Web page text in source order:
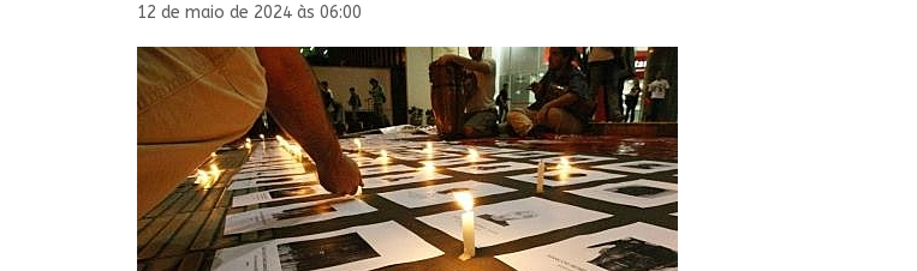
12 de maio de 2024 às 06:00